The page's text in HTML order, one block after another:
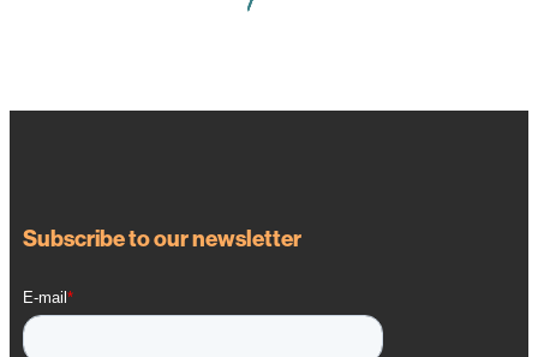
Subscribe to our newsletter